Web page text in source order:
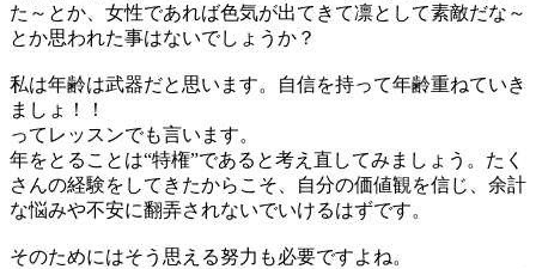
た～とか、女性であれば色気が出てきて凛として素敵だな～
とか思われた事はないでしょうか？
私は年齢は武器だと思います。自信を持って年齢重ねていき
ましょ！！
ってレッスンでも言います。
年をとることは“特権”であると考え直してみましょう。たく
さんの経験をしてきたからこそ、自分の価値観を信じ、余計
な悩みや不安に翻弄されないでいけるはずです。
そのためにはそう思える努力も必要ですよね。